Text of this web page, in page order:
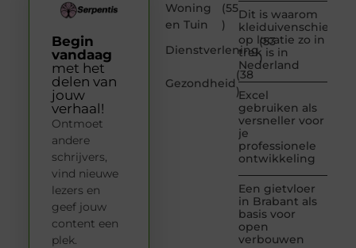
Woning
en Tuin
(55
)
Dienstverlening
(53
)
Gezondheid
(38
)
Dit is waarom
kleiduivenschieten
op locatie zo in
trek is in
Nederland
Excel
gebruiken als
versneller voor
je
professionele
ontwikkeling
Een gietvloer
in Brabant als
basis voor
open
verbouwen
Begin
vandaag
met het
delen van
jouw
verhaal!
Ontmoet
andere
schrijvers,
vind nieuwe
lezers en
geef jouw
content een
plek.